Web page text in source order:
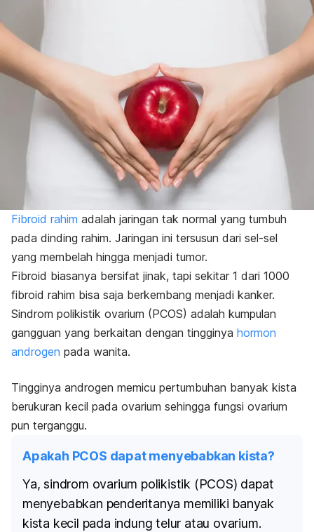
Fibroid rahim adalah jaringan tak normal yang tumbuh
pada dinding rahim. Jaringan ini tersusun dari sel-sel
yang membelah hingga menjadi tumor.
Fibroid biasanya bersifat jinak, tapi sekitar 1 dari 1000
fibroid rahim bisa saja berkembang menjadi kanker.
Sindrom polikistik ovarium (PCOS) adalah kumpulan
gangguan yang berkaitan dengan tingginya hormon
androgen pada wanita.
Tingginya androgen memicu pertumbuhan banyak kista
berukuran kecil pada ovarium sehingga fungsi ovarium
pun terganggu.
Apakah PCOS dapat menyebabkan kista?
Ya, sindrom ovarium polikistik (PCOS) dapat
menyebabkan penderitanya memiliki banyak
kista kecil pada indung telur atau ovarium.